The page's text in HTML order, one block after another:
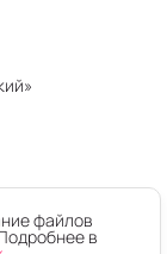
файлов
в